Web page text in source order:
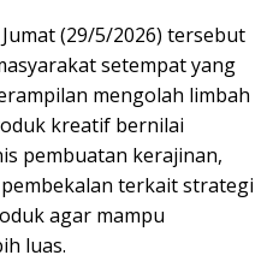
(29/5/2026) tersebut
setempat yang
mengolah limbah
kreatif bernilai
pembuatan kerajinan,
terkait strategi
agar mampu
luas.